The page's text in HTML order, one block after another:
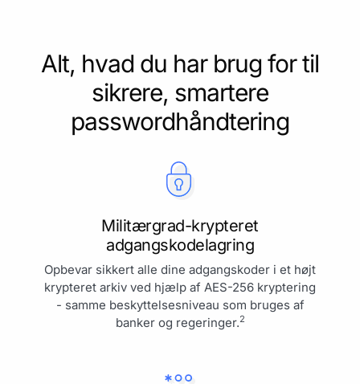
Alt, hvad du har brug for til
sikrere, smartere
passwordhåndtering
Militærgrad-krypteret
adgangskodelagring
Opbevar sikkert alle dine adgangskoder i et højt
krypteret arkiv ved hjælp af AES-256 kryptering
- samme beskyttelsesniveau som bruges af
banker og regeringer.2